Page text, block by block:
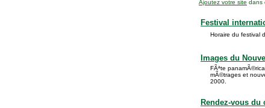
Ajoutez votre site dans
Festival
Horaire du festival
Images du
FÃªte
mÃ©trages et
2000.
Rendez-vous